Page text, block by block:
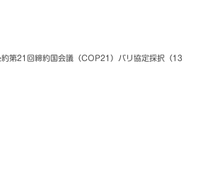
約第21回締約国会議（COP21）パリ協定採択（13